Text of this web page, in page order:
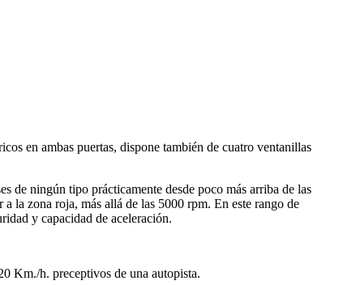
en ambas puertas, dispone también de cuatro ventanillas
de ningún tipo prácticamente desde poco más arriba de las
la zona roja, más allá de las 5000 rpm. En este rango de
y capacidad de aceleración.
Km./h. preceptivos de una autopista.